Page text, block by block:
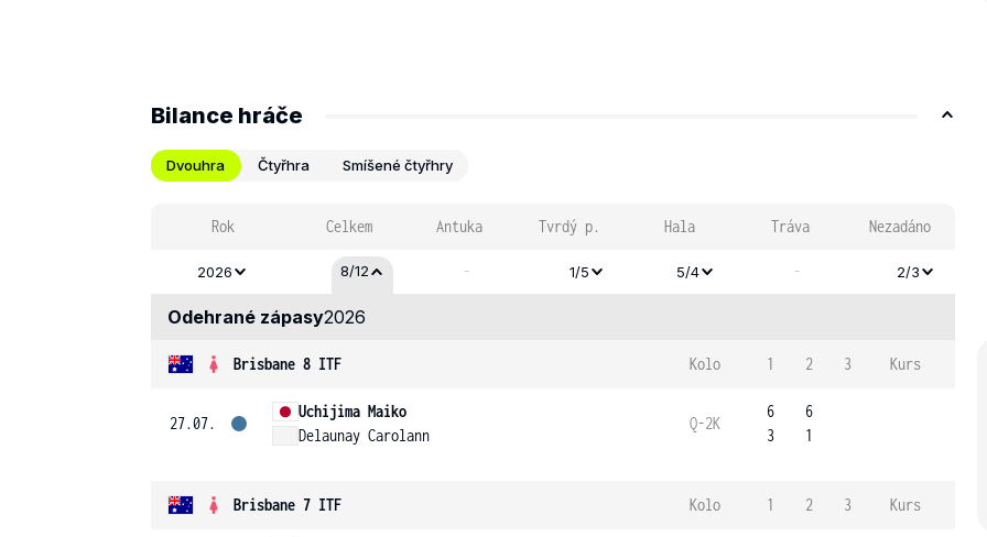
Bilance hráče
Dvouhra Čtyřhra Smíšené čtyřhry
Rok Celkem Antuka Tvrdý p. Hala Tráva Nezadáno
2026 8/12 - 1/5 5/4 - 2/3
Odehrané zápasy2026
Brisbane 8 ITF Kolo 1 2 3 Kurs
27.07.
Uchijima Maiko
Delaunay Carolann
Q-2K
6
3
6
1
Brisbane 7 ITF Kolo 1 2 3 Kurs